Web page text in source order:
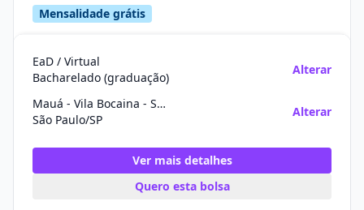
Mensalidade grátis
EaD / Virtual
Bacharelado (graduação)
Alterar
Mauá - Vila Bocaina - São Paulo
São Paulo/SP
Alterar
Ver mais detalhes
Quero esta bolsa